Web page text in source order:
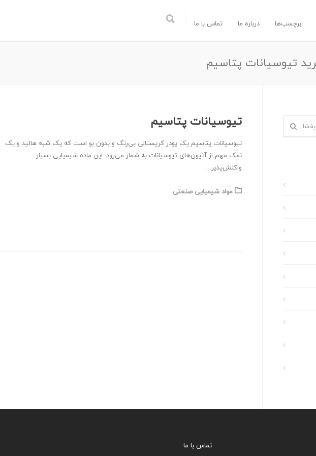
برچسب‌ها درباره ما تماس با ما
تیوسیانات پتاسیم
تیوسیانات پتاسیم
تیوسیانات پتاسیم یک پودر کریستالی بی‌رنگ و بدون بو است که یک شبه هالید و یک
نمک مهم از آنیون‌های تیوسیانات به شمار می‌رود. این ماده شیمیایی بسیار
واکنش‌پذیر…
مواد شیمیایی صنعتی
تماس با ما